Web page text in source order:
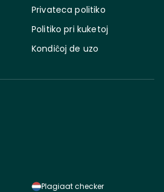
Privateca politiko
Politiko pri kuketoj
Kondiĉoj de uzo
Plagiaat checker